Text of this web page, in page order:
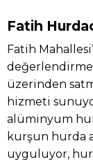
Fatih
Fatih
üzerinden
hizmeti
alüminyum
kurşun hurda
uyguluyor,